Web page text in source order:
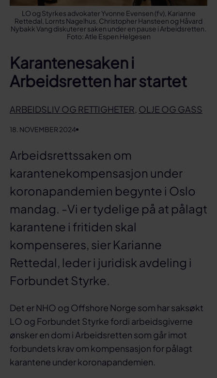
LO og Styrkes advokater Yvonne Evensen (fv), Karianne
Rettedal, Lornts Nagelhus, Christopher Hansteen og Håvard
Nybakk Vang diskuterer saken under en pause i Arbeidsretten.
Foto: Atle Espen Helgesen
Karantenesaken i
Arbeidsretten har startet
ARBEIDSLIV OG RETTIGHETER, OLJE OG GASS
18. NOVEMBER 2024
Arbeidsrettssaken om
karantenekompensasjon under
koronapandemien begynte i Oslo
mandag. -Vi er tydelige på at pålagt
karantene i fritiden skal
kompenseres, sier Karianne
Rettedal, leder i juridisk avdeling i
Forbundet Styrke.
Det er NHO og Offshore Norge som har saksøkt
LO og Forbundet Styrke fordi arbeidsgiverne
ønsker en dom i Arbeidsretten som går imot
forbundets krav om kompensasjon for pålagt
karantene under koronapandemien.